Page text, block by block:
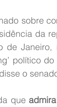
sobre
da
de Janeiro,
político
o
que